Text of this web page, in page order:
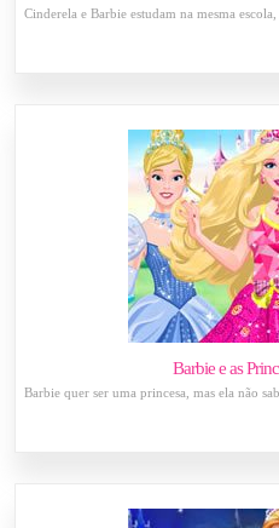
Cinderela e Barbie estudam na mesma
Barbie e as
Barbie quer ser uma princesa, mas ela não